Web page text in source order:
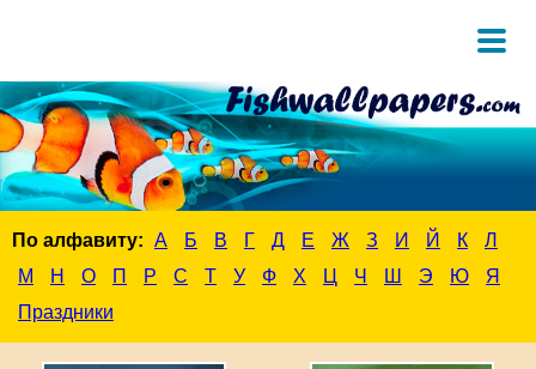
По алфавиту: А Б В Г Д Е Ж З И Й К
Л
М
Н О П Р С Т У Ф Х Ц Ч Ш Э Ю
Я
Праздники